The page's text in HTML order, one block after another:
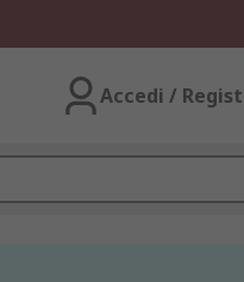
Accedi /